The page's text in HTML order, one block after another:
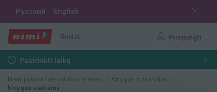
Русский English
Rimi.lt Prisijungti
Pasirinkti laiką
Namų ūkio ir laisvalaikio prekės
Knygos ir žurnalai
Knygos vaikams